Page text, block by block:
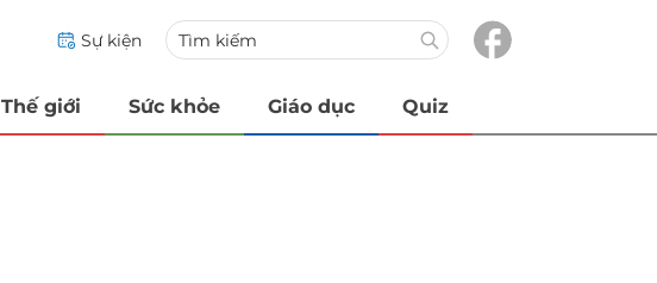
Sự kiện
Thế giới Sức khỏe Giáo dục Quiz